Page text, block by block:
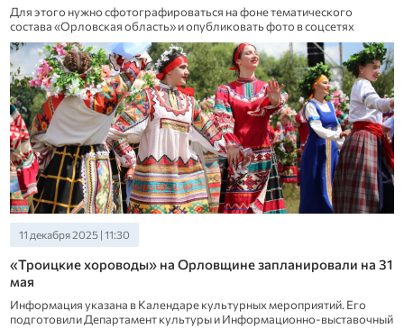
Для этого нужно сфотографироваться на фоне тематического
состава «Орловская область» и опубликовать фото в соцсетях
11 декабря 2025 | 11:30
«Троицкие хороводы» на Орловщине запланировали на 31
мая
Информация указана в Календаре культурных мероприятий. Его
подготовили Департамент культуры и Информационно-выставочный